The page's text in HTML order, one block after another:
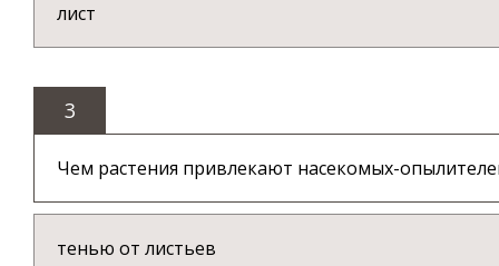
лист
3
Чем растения привлекают насекомых-
тенью от листьев